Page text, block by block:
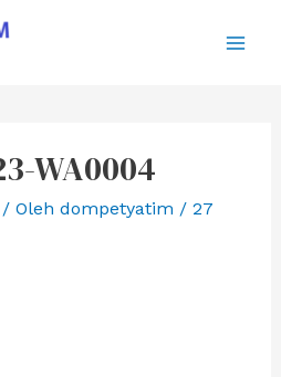
WA0004
/ Oleh dompetyatim / 27